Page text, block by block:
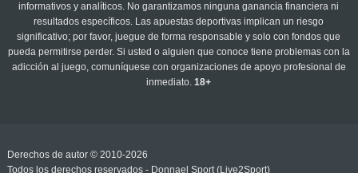
informativos y analíticos. No garantizamos ninguna ganancia financiera ni
resultados específicos. Las apuestas deportivas implican un riesgo
significativo; por favor, juegue de forma responsable y solo con fondos que
pueda permitirse perder. Si usted o alguien que conoce tiene problemas con la
adicción al juego, comuníquese con organizaciones de apoyo profesional de
inmediato.18+
Derechos de autor © 2010-2026
Todos los derechos reservados - Donnael Sport (Live2Sport)